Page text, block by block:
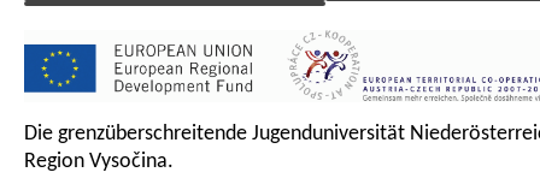
Die grenzüberschreitende Jugenduniversität
Region Vysočina.